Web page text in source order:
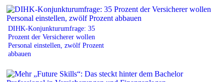
DIHK-Konjunkturumfrage: 35
Prozent der Versicherer wollen
Personal einstellen, zwölf Prozent
abbauen